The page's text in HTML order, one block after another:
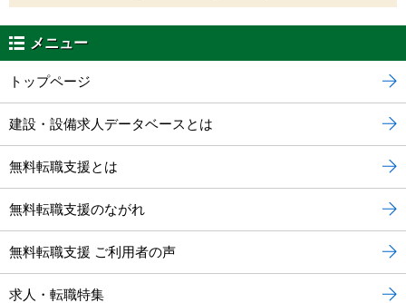
メニュー
トップページ
建設・設備求人データベースとは
無料転職支援とは
無料転職支援のながれ
無料転職支援 ご利用者の声
求人・転職特集